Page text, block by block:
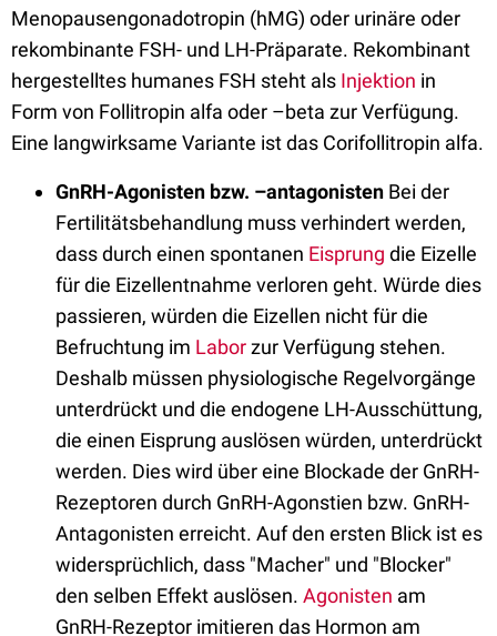
Menopausengonadotropin (hMG) oder urinäre oder
rekombinante FSH- und LH-Präparate. Rekombinant
hergestelltes humanes FSH steht als Injektion in
Form von Follitropin alfa oder –beta zur Verfügung.
Eine langwirksame Variante ist das Corifollitropin alfa.
GnRH-Agonisten bzw. –antagonisten Bei der
Fertilitätsbehandlung muss verhindert werden,
dass durch einen spontanen Eisprung die Eizelle
für die Eizellentnahme verloren geht. Würde dies
passieren, würden die Eizellen nicht für die
Befruchtung im Laborzur Verfügung stehen.
Deshalb müssen physiologische Regelvorgänge
unterdrückt und die endogene LH-Ausschüttung,
die einen Eisprung auslösen würden, unterdrückt
werden. Dies wird über eine Blockade der GnRH-
Rezeptoren durch GnRH-Agonstien bzw. GnRH-
Antagonisten erreicht. Auf den ersten Blick ist es
widersprüchlich, dass "Macher" und "Blocker"
den selben Effekt auslösen. Agonisten am
GnRH-Rezeptor imitieren das Hormon am